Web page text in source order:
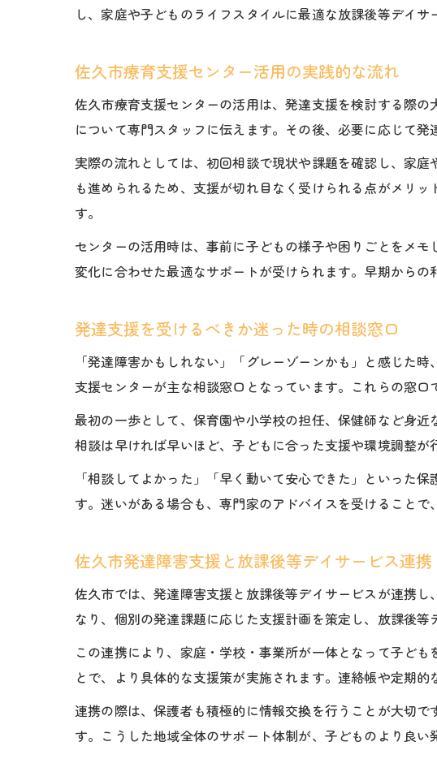
発
佐久市
発
求
地域で
放
子育て
発
し、家庭や子どものライフスタイルに最適な放課後等デイ
佐久市療育支援センター活用の実践的な流れ
佐久市療育支援センターの活用は、発達支援を検討する際
について専門スタッフに伝えます。その後、必要に応じて
実際の流れとしては、初回相談で現状や課題を確認し、家
も進められるため、支援が切れ目なく受けられる点がメリ
す。
センターの活用時は、事前に子どもの様子や困りごとをメ
変化に合わせた最適なサポートが受けられます。早期から
発達支援を受けるべきか迷った時の相談窓口
「発達障害かもしれない」「グレーゾーンかも」と感じた
支援センターが主な相談窓口となっています。これらの窓
最初の一歩として、保育園や小学校の担任、保健師など身
相談は早ければ早いほど、子どもに合った支援や環境調整が
「相談してよかった」「早く動いて安心できた」といった
す。迷いがある場合も、専門家のアドバイスを受けることで
佐久市発達障害支援と放課後等デイサービス連携
佐久市では、発達障害支援と放課後等デイサービスが連携
なり、個別の発達課題に応じた支援計画を策定し、放課後
この連携により、家庭・学校・事業所が一体となって子ど
とで、より具体的な支援策が実施されます。連絡帳や定期
連携の際は、保護者も積極的に情報交換を行うことが大切
す。こうした地域全体のサポート体制が、子どものより良い